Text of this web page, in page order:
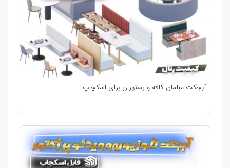
آبجکت مبلمان کافه و رستوران برای اسکچاپ